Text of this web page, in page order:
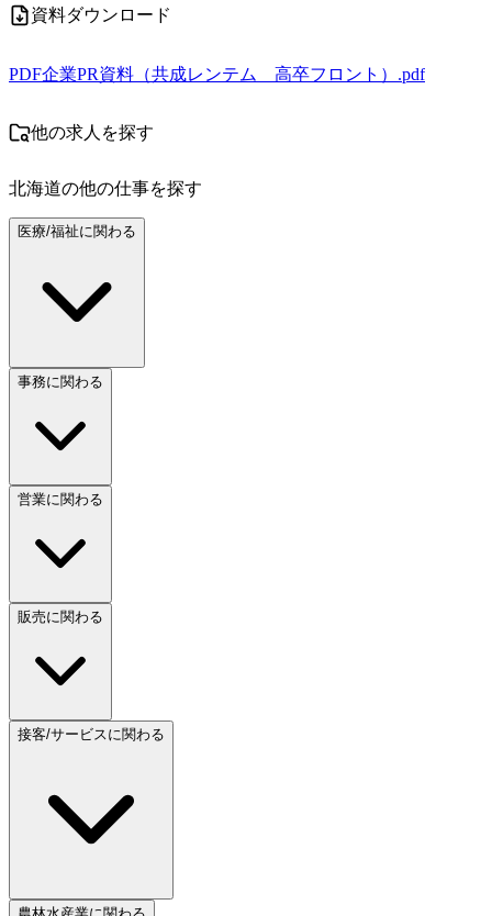
資料ダウンロード
PDF企業PR資料（共成レンテム＿高卒フロント）.pdf
他の求人を探す
北海道の他の仕事を探す
医療/福祉に関わる
事務に関わる
営業に関わる
販売に関わる
接客/サービスに関わる